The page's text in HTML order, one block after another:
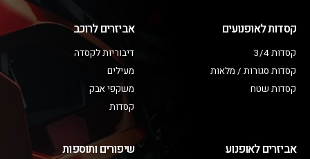
קסדות לאופנועים
קסדות 3/4
קסדות סגורות / מלאות
קסדות שטח
אביזרים לרוכב
דיבוריות לקסדה
מעילים
משקפי אבק
קסדות
אביזרים לאופנוע שיפורים ותוספות